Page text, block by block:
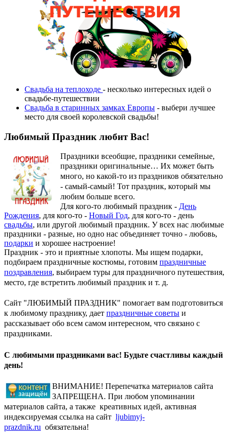
Свадьба на теплоходе - несколько интересных идей о
свадьбе-путешествии
Свадьба в старинных замках Европы - выбери лучшее
место для своей королевской свадьбы!
Любимый Праздник любит Вас!
Праздники всеобщие, праздники семейные,
праздники оригинальные… Их может быть
много, но какой-то из праздников обязательно
- самый-самый! Тот праздник, который мы
любим больше всего.
Для кого-то любимый праздник - День
Рождения, для кого-то - Новый Год, для кого-то - день
свадьбы, или другой любимый праздник. У всех нас любимые
праздники - разные, но одно нас объединяет точно - любовь,
подарки и хорошее настроение!
Праздник - это и приятные хлопоты. Мы ищем подарки,
подбираем праздничные костюмы, готовим праздничные
поздравления, выбираем туры для праздничного путешествия,
место, где встретить любимый праздник и т. д.
Сайт "ЛЮБИМЫЙ ПРАЗДНИК" помогает вам подготовиться
к любимому празднику, дает праздничные советы и
рассказывает обо всем самом интересном, что связано с
праздниками.
С любимыми праздниками вас! Будьте счастливы каждый
день!
ВНИМАНИЕ! Перепечатка материалов сайта
ЗАПРЕЩЕНА. При любом упоминании
материалов сайта, а также креативных идей, активная
индексируемая ссылка на сайт ljubimyj-
prazdnik.ru обязательна!